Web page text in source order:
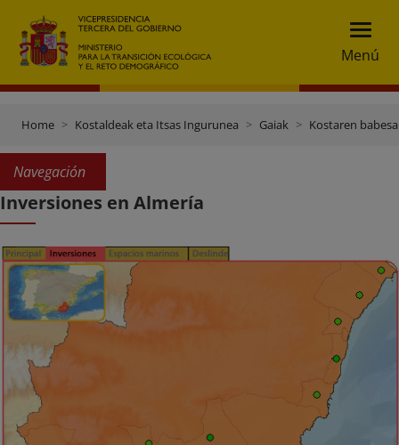
Menú
Home Kostaldeak eta Itsas Ingurunea Gaiak Kostaren babesa
Navegación
Inversiones en Almería